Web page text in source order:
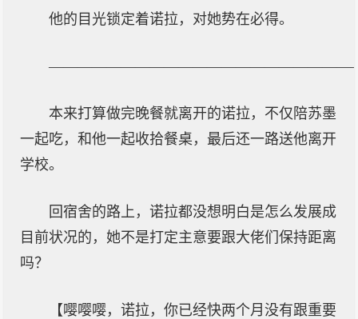
他的目光锁定着诺拉，对她势在必得。
本来打算做完晚餐就离开的诺拉，不仅陪苏墨
一起吃，和他一起收拾餐桌，最后还一路送他离开
学校。
回宿舍的路上，诺拉都没想明白是怎么发展成
目前状况的，她不是打定主意要跟大佬们保持距离
吗？
【嘤嘤嘤，诺拉，你已经快两个月没有跟重要